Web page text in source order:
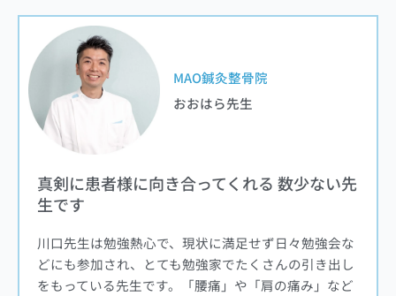
MAO鍼灸整骨院
おおはら先生
真剣に患者様に向き合ってくれる 数少ない先
生です
川口先生は勉強熱心で、現状に満足せず日々勉強会な
どにも参加され、とても勉強家でたくさんの引き出し
をもっている先生です。「腰痛」や「肩の痛み」など